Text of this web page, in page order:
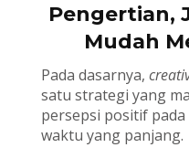
Pengertian,
Mudah
Pada dasarnya,
satu strategi yang
persepsi positif
waktu yang panjang.